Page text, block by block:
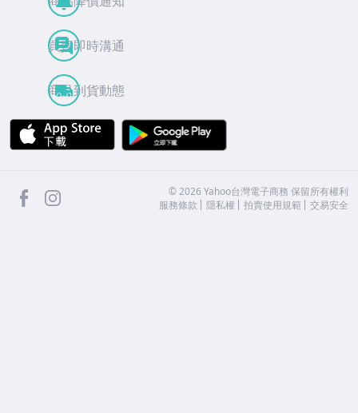
買賣即時溝通
商品到貨動態
APP Store
facebook ©2026 Yahoo台灣電子商務 保留所有權利
服務條款
隱私權 拍賣使用規範 交易安全